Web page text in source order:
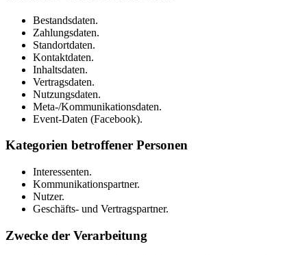
Bestandsdaten.
Zahlungsdaten.
Standortdaten.
Kontaktdaten.
Inhaltsdaten.
Vertragsdaten.
Nutzungsdaten.
Meta-/Kommunikationsdaten.
Event-Daten (Facebook).
Kategorien betroffener Personen
Interessenten.
Kommunikationspartner.
Nutzer.
Geschäfts- und Vertragspartner.
Zwecke der Verarbeitung